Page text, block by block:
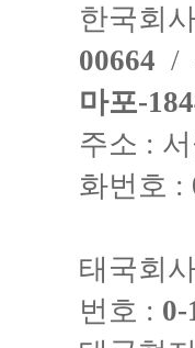
한국회
00664 /
마포-
주소 :
화번호 :
태국회
번호 : 0-